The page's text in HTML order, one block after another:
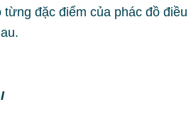
đặc điểm của phác đồ điều